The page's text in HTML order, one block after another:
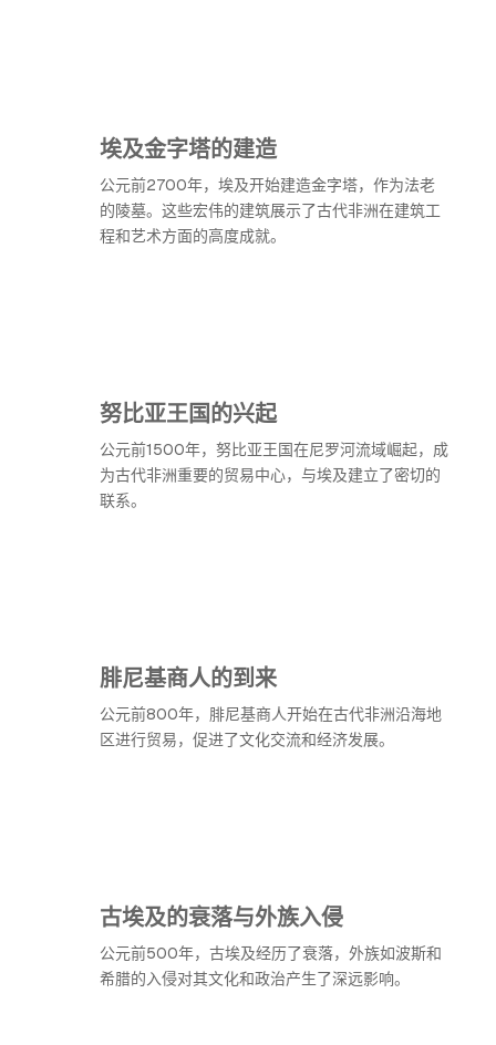
埃及金字塔的建造
公元前2700年，埃及开始建造金字塔，作为法老
的陵墓。这些宏伟的建筑展示了古代非洲在建筑工
程和艺术方面的高度成就。
努比亚王国的兴起
公元前1500年，努比亚王国在尼罗河流域崛起，成
为古代非洲重要的贸易中心，与埃及建立了密切的
联系。
腓尼基商人的到来
公元前800年，腓尼基商人开始在古代非洲沿海地
区进行贸易，促进了文化交流和经济发展。
古埃及的衰落与外族入侵
公元前500年，古埃及经历了衰落，外族如波斯和
希腊的入侵对其文化和政治产生了深远影响。